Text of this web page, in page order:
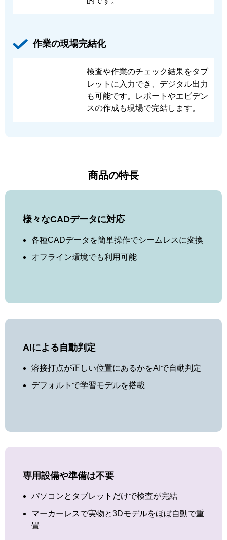
作業の現場完結化
検査や作業のチェック結果をタブ
レットに入力でき、デジタル出力
も可能です。レポートやエビデン
スの作成も現場で完結します。
商品の特長
様々なCADデータに対応
各種CADデータを簡単操作でシームレスに変換
オフライン環境でも利用可能
AIによる自動判定
溶接打点が正しい位置にあるかをAIで自動判定
デフォルトで学習モデルを搭載
専用設備や準備は不要
パソコンとタブレットだけで検査が完結
マーカーレスで実物と3Dモデルをほぼ自動で重
畳